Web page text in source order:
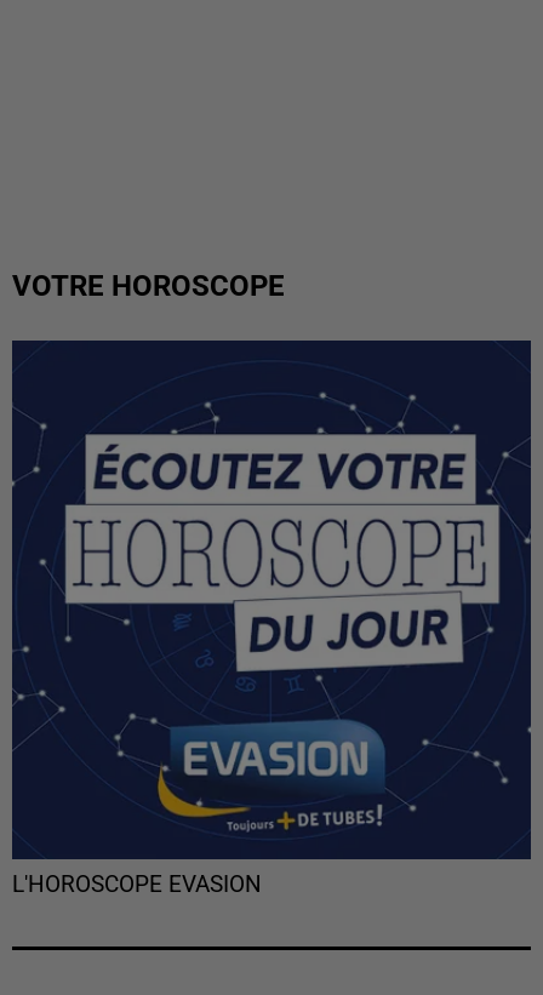
VOTRE HOROSCOPE
L'HOROSCOPE EVASION